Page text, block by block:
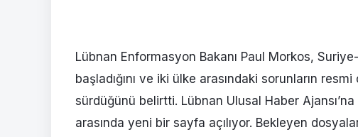
Lübnan Enformasyon Bakanı Paul Morkos,
başladığını ve iki ülke arasındaki sorunların
sürdüğünü belirtti. Lübnan Ulusal Haber
arasında yeni bir sayfa açılıyor. Bekleyen